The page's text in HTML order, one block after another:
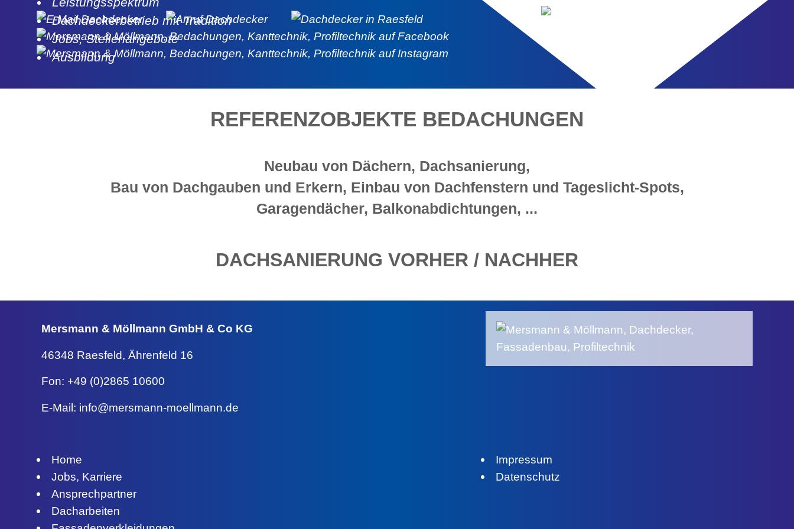
Dachdeckerbetrieb mit Tradition
Jobs, Stellenangebote
Ausbildung
REFERENZOBJEKTE BEDACHUNGEN
Neubau von Dächern, Dachsanierung,
Bau von Dachgauben und Erkern, Einbau von Dachfenstern und Tageslicht-Spots,
Garagendächer, Balkonabdichtungen, ...
DACHSANIERUNG VORHER / NACHHER
Mersmann & MöllmannGmbH & Co KG
46348 Raesfeld,Ährenfeld 16
Fon: +49 (0)2865 10600
E-Mail: info@mersmann-moellmann.de
Home
Jobs, Karriere
Ansprechpartner
Dacharbeiten
Impressum
Datenschutz